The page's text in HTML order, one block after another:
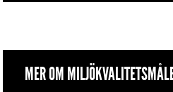
MER OM